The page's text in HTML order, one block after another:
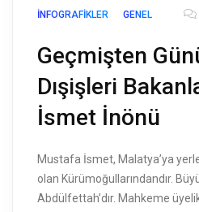
İNFOGRAFIKLER GENEL
Geçmişten
Dışişleri
İsmet İnönü
Mustafa İsmet, Malatya’ya
olan Kürümoğullarındandır.
Abdülfettah’dır. Mahkeme